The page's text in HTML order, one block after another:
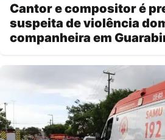
Cantor e compositor é
suspeita de violência
companheira em